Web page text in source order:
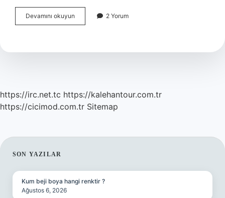
Devamını okuyun
Türküsü
Aittir
2 Yorum
https://irc.net.tc https://kalehantour.com.tr
https://cicimod.com.tr Sitemap
SIDEBAR
SON YAZILAR
Kum beji boya hangi renktir ?
Ağustos 6, 2026